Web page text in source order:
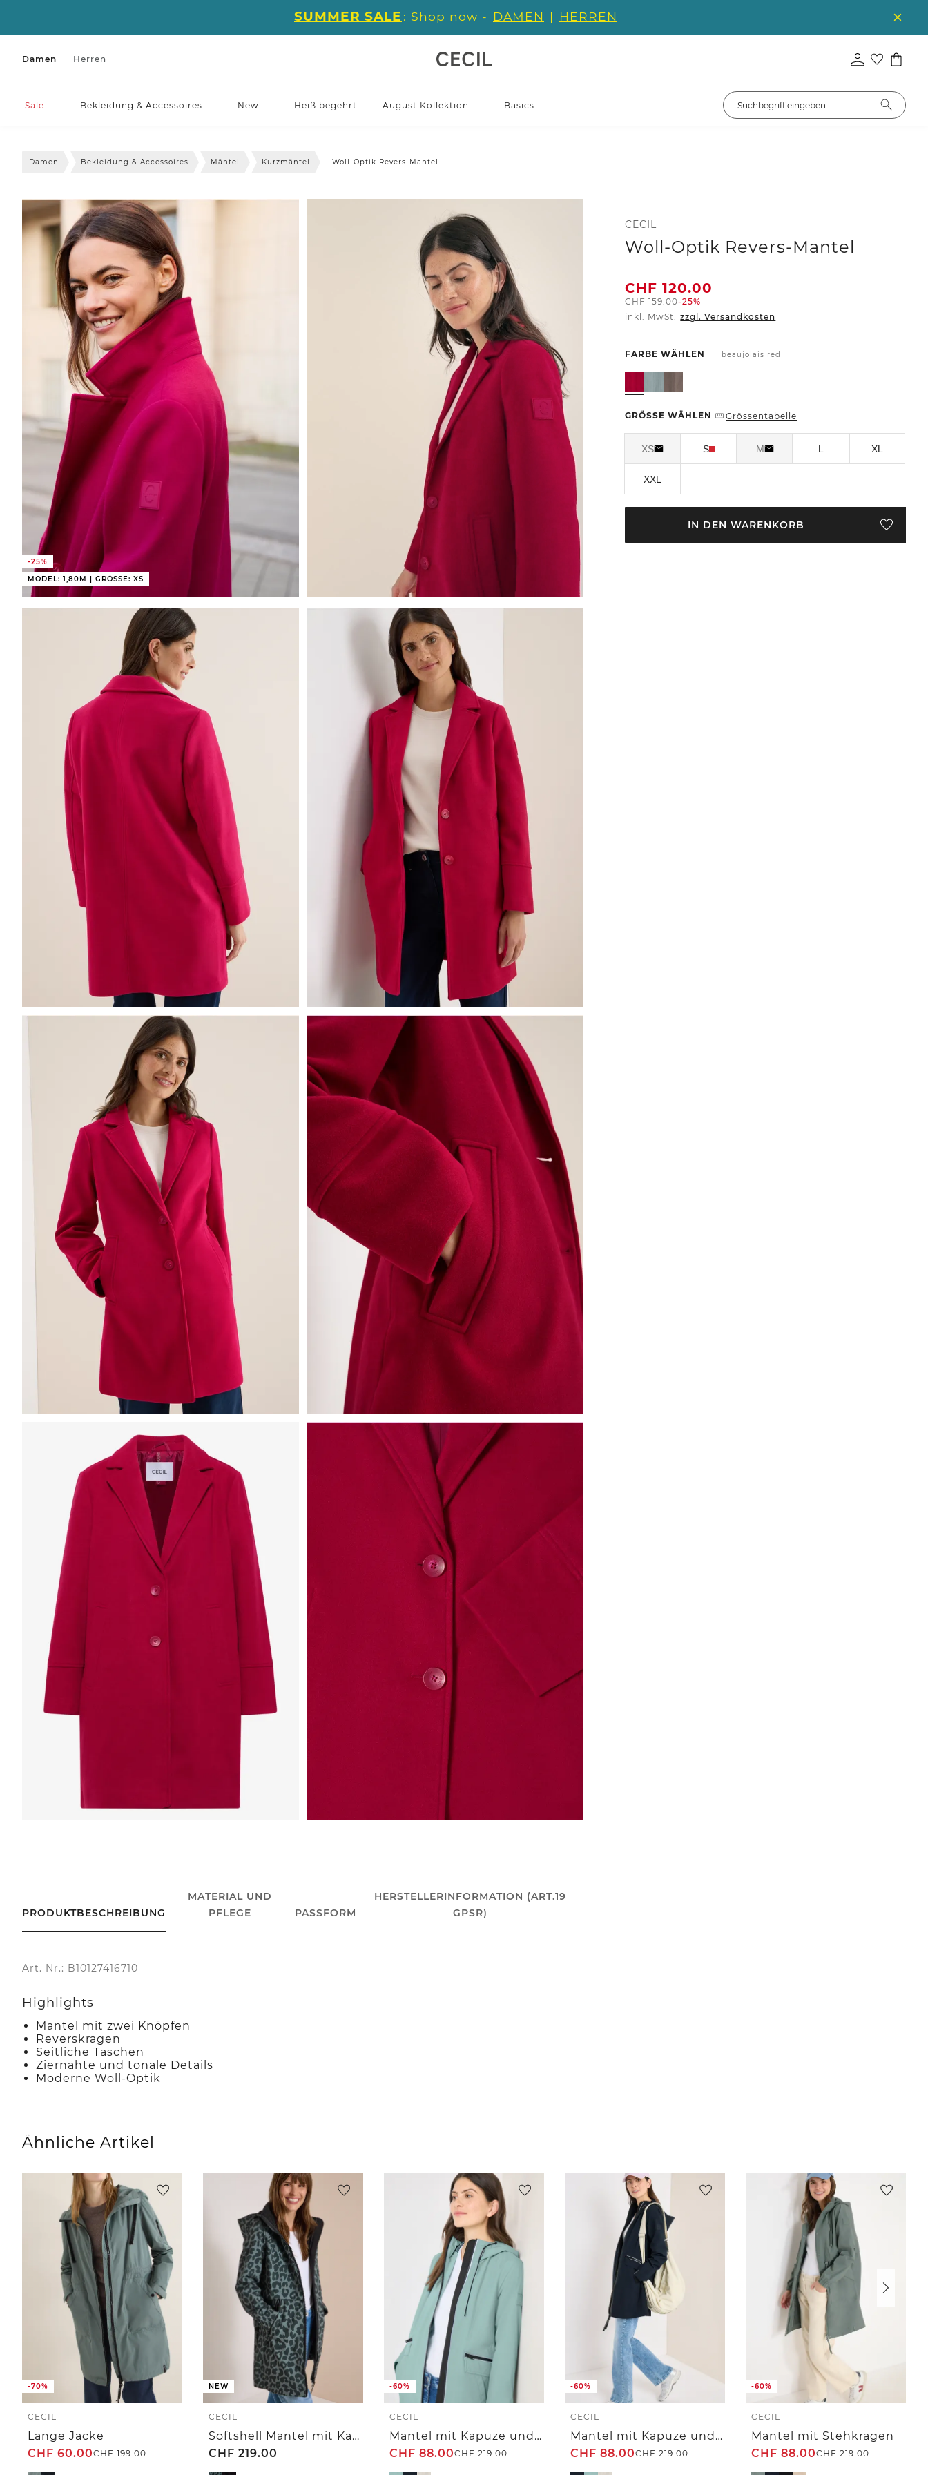
SUMMER SALE : Shop now - DAMEN | HERREN
Damen Herren
Sale Bekleidung & Accessoires New Heiß begehrt August Kollektion Basics
Damen Bekleidung & Accessoires Mäntel Kurzmäntel Woll-Optik Revers-Mantel
-25%
MODEL: 1,80M | GRÖSSE: XS
CECIL
Woll-Optik Revers-Mantel
CHF 120.00
CHF159.00-25%
inkl. MwSt. zzgl. Versandkosten
FARBE WÄHLEN | beaujolais red
GRÖSSE WÄHLEN | Grössentabelle
XS S M L XL
XXL
IN DEN WARENKORB
PRODUKTBESCHREIBUNG
MATERIAL UND
PFLEGE
PASSFORM
HERSTELLERINFORMATION (ART.19
GPSR)
Art. Nr.: B10127416710
Highlights
Mantel mit zwei Knöpfen
Reverskragen
Seitliche Taschen
Ziernähte und tonale Details
Moderne Woll-Optik
Ähnliche Artikel
-70%
CECIL
Lange Jacke
CHF 60.00CHF199.00
NEW
CECIL
Softshell Mantel mit Kapuze und Leo-Muster
CHF 219.00
-60%
CECIL
Mantel mit Kapuze und 2-Wege-Zipper
CHF 88.00CHF219.00
-60%
CECIL
Mantel mit Kapuze und 2-Wege-Zipper
CHF 88.00CHF219.00
-60%
CECIL
Mantel mit Stehkragen
CHF 88.00CHF219.00